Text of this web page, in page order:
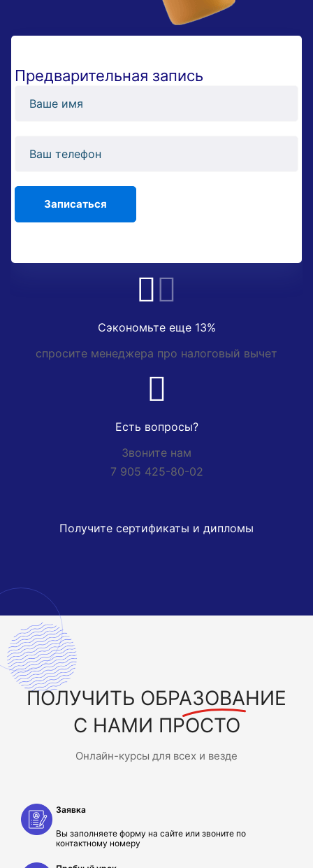
Предварительная запись
Сэкономьте еще 13%
спросите менеджера про налоговый вычет
Есть вопросы?
Звоните нам
7 905 425-80-02
Получите сертификаты и дипломы
ПОЛУЧИТЬ ОБРАЗОВАНИЕ
С НАМИ ПРОСТО
Онлайн-курсы для всех и везде
Заявка
Вы заполняете форму на сайте или звоните по
контактному номеру